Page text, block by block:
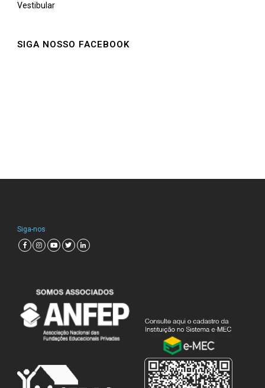
Vestibular
SIGA NOSSO FACEBOOK
Siga-nos